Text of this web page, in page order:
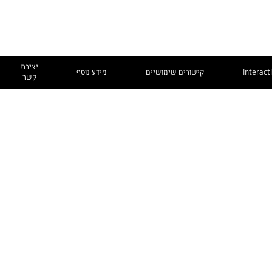
קישורים שימושיים מידע נוסף
יצירת
קשר